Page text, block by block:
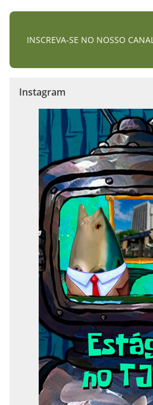
INSCREVA-SE NO NOSSO
Instagram